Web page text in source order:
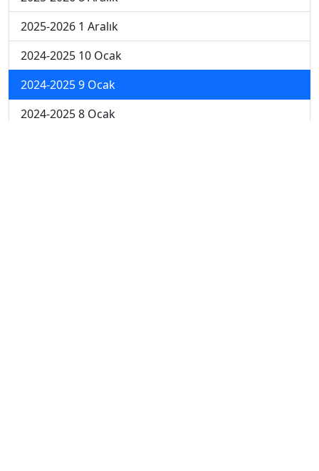
2025-2026 1 Aralık
2024-2025 10 Ocak
2024-2025 9 Ocak
2024-2025 8 Ocak